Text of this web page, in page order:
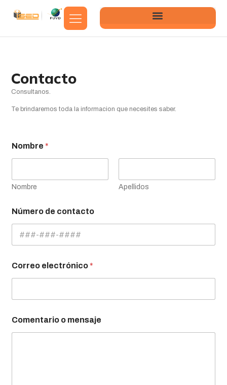
Contacto
Consultanos.
Te brindaremos toda la informacion que necesites saber.
Nombre *
Nombre Apellidos
Número de contacto
Correo electrónico *
Comentario o mensaje